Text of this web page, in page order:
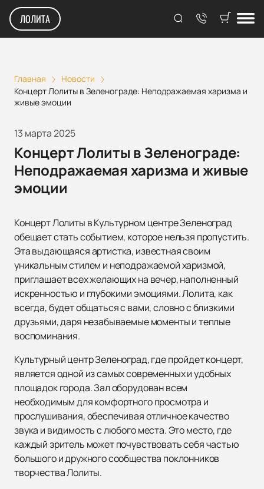
ЛОЛИТА
Главная
Новости
Концерт Лолиты в Зеленограде: Неподражаемая харизма и
живые эмоции
13 марта 2025
Концерт Лолиты в Зеленограде:
Неподражаемая харизма и живые
эмоции
Концерт Лолиты в Культурном центре Зеленоград
обещает стать событием, которое нельзя пропустить.
Эта выдающаяся артистка, известная своим
уникальным стилем и неподражаемой харизмой,
приглашает всех желающих на вечер, наполненный
искренностью и глубокими эмоциями. Лолита, как
всегда, будет общаться с вами, словно с близкими
друзьями, даря незабываемые моменты и теплые
воспоминания.
Культурный центр Зеленоград, где пройдет концерт,
является одной из самых современных и удобных
площадок города. Зал оборудован всем
необходимым для комфортного просмотра и
прослушивания, обеспечивая отличное качество
звука и видимость с любого места. Это место, где
каждый зритель может почувствовать себя частью
большого и дружного сообщества поклонников
творчества Лолиты.